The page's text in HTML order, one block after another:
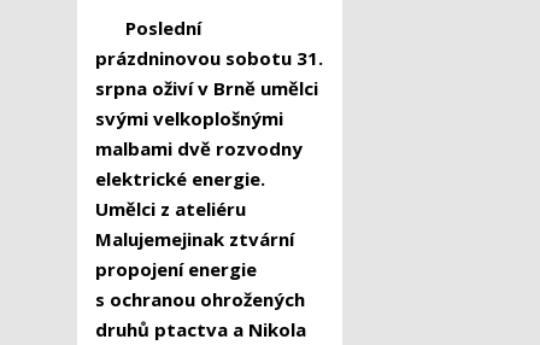
Poslední
prázdninovou sobotu 31.
srpna oživí v Brně umělci
svými velkoplošnými
malbami dvě rozvodny
elektrické energie.
Umělci z ateliéru
Malujemejinak ztvární
propojení energie
s ochranou ohrožených
druhů ptactva a Nikola